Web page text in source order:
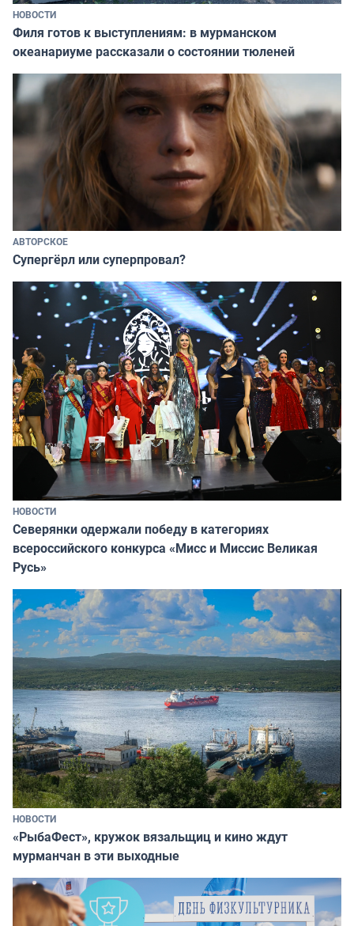
НОВОСТИ
Филя готов к выступлениям: в мурманском
океанариуме рассказали о состоянии тюленей
АВТОРСКОЕ
Супергёрл или суперпровал?
НОВОСТИ
Северянки одержали победу в категориях
всероссийского конкурса «Мисс и Миссис Великая
Русь»
НОВОСТИ
«РыбаФест», кружок вязальщиц и кино ждут
мурманчан в эти выходные